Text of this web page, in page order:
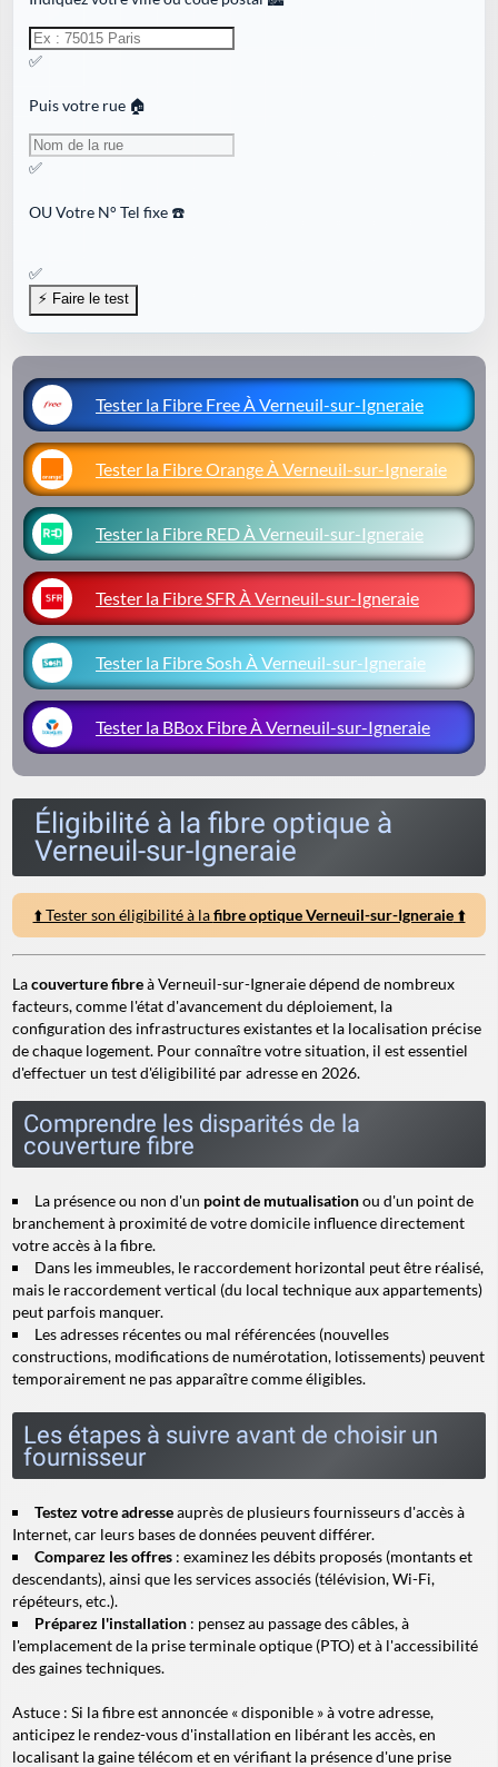
✅
Puis votre rue 🏠
✅
OUVotre N° Tel fixe ☎️
✅
Tester la Fibre Free À Verneuil-sur-Igneraie
Tester la Fibre Orange À Verneuil-sur-Igneraie
Tester la Fibre RED À Verneuil-sur-Igneraie
Tester la Fibre SFR À Verneuil-sur-Igneraie
Tester la Fibre Sosh À Verneuil-sur-Igneraie
Tester la BBox Fibre À Verneuil-sur-Igneraie
Éligibilité à la fibre optique à
Verneuil-sur-Igneraie
⬆️ Tester son éligibilité à lafibre optique Verneuil-sur-Igneraie⬆️
Lacouverture fibreà Verneuil-sur-Igneraie dépend de nombreux
facteurs, comme l'état d'avancement du déploiement, la
configuration des infrastructures existantes et la localisation précise
de chaque logement. Pour connaître votre situation, il est essentiel
d'effectuer un test d'éligibilité par adresse en 2026.
Comprendre les disparités de la
couverture fibre
La présence ou non d'un point de mutualisationou d'un point de
branchement à proximité de votre domicile influence directement
votre accès à la fibre.
Dans les immeubles, le raccordement horizontal peut être réalisé,
mais le raccordement vertical (du local technique aux appartements)
peut parfois manquer.
Les adresses récentes ou mal référencées (nouvelles
constructions, modifications de numérotation, lotissements) peuvent
temporairement ne pas apparaître comme éligibles.
Les étapes à suivre avant de choisir un
fournisseur
Testez votre adresseauprès de plusieurs fournisseurs d'accès à
Internet, car leurs bases de données peuvent différer.
Comparez les offres : examinez les débits proposés (montants et
descendants), ainsi que les services associés (télévision, Wi-Fi,
répéteurs, etc.).
Préparez l'installation : pensez au passage des câbles, à
l'emplacement de la prise terminale optique (PTO) et à l'accessibilité
des gaines techniques.
Astuce : Si la fibre est annoncée « disponible » à votre adresse,
anticipez le rendez-vous d'installation en libérant les accès, en
localisant la gaine télécom et en vérifiant la présence d'une prise